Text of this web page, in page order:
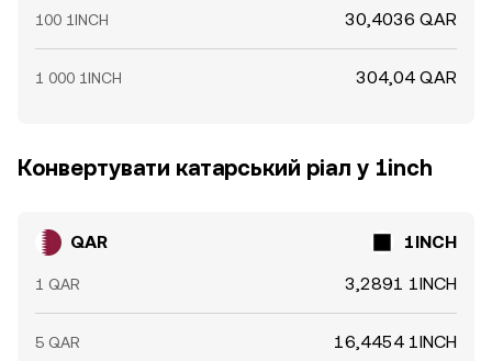
100 1INCH 30,4036 QAR
1 000 1INCH 304,04 QAR
Конвертувати катарський ріал у 1inch
QAR 1INCH
1 QAR 3,2891 1INCH
5 QAR 16,4454 1INCH